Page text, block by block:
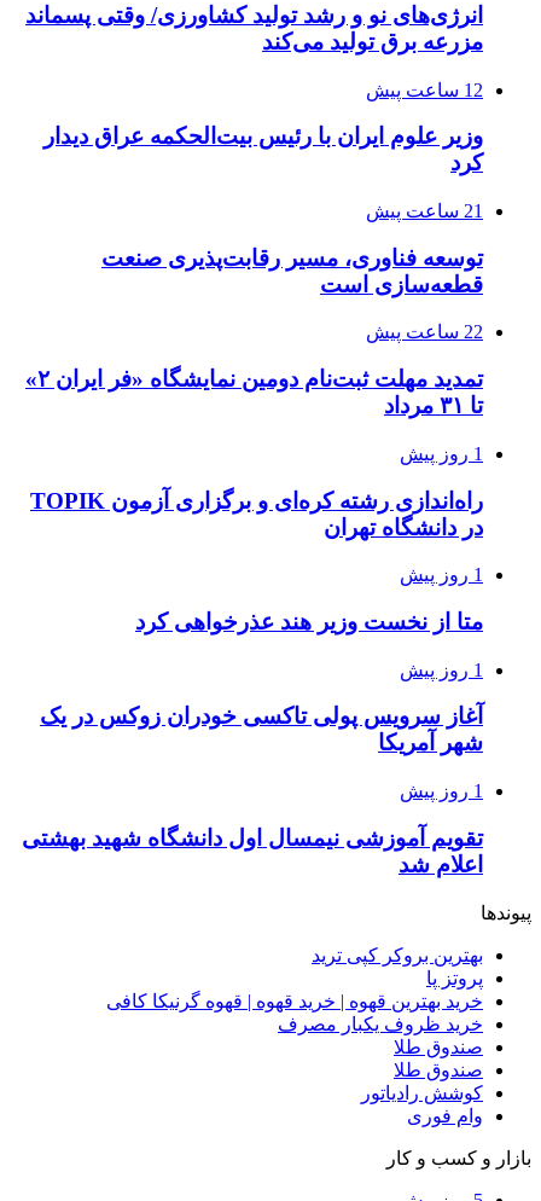
انرژی‌های نو و رشد تولید کشاورزی/ وقتی پسماند
مزرعه‌ برق تولید می‌کند
12 ساعت پیش
وزیر علوم ایران با رئیس بیت‌الحکمه عراق دیدار
کرد
21 ساعت پیش
توسعه فناوری، مسیر رقابت‌پذیری صنعت
قطعه‌سازی است
22 ساعت پیش
تمدید مهلت ثبت‌نام دومین نمایشگاه «فر ایران ۲»
تا ۳۱ مرداد
1 روز پیش
راه‌اندازی رشته کره‌ای و برگزاری آزمون TOPIK
در دانشگاه تهران
1 روز پیش
متا از نخست وزیر هند عذرخواهی کرد
1 روز پیش
آغاز سرویس پولی تاکسی خودران زوکس در یک
شهر آمریکا
1 روز پیش
تقویم آموزشی نیمسال اول دانشگاه شهید بهشتی
اعلام شد
پیوندها
بهترین بروکر کپی ترید
پروتز پا
خرید بهترین قهوه | خرید قهوه | قهوه گرنیکا کافی
خرید ظروف یکبار مصرف
صندوق طلا
صندوق طلا
کوشش رادیاتور
وام فوری
بازار و کسب و کار